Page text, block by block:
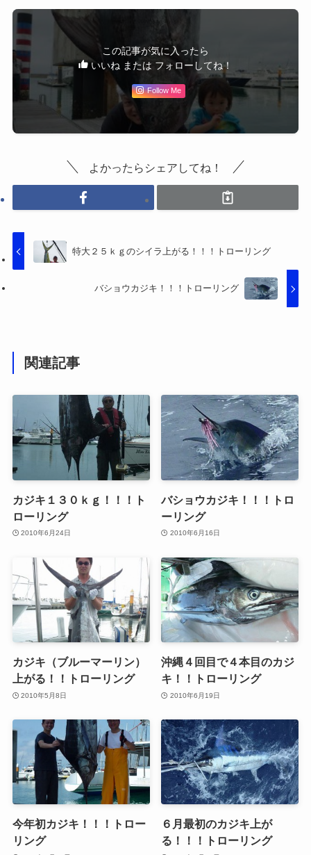
この記事が気に入ったら
いいね または フォローしてね！
Follow Me
よかったらシェアしてね！
特大２５ｋｇのシイラ上がる！！！トローリング
バショウカジキ！！！トローリング
関連記事
カジキ１３０ｋｇ！！！ト
ローリング
2010年6月24日
バショウカジキ！！！トロ
ーリング
2010年6月16日
カジキ（ブルーマーリン）
上がる！！トローリング
2010年5月8日
沖縄４回目で４本目のカジ
キ！！トローリング
2010年6月19日
今年初カジキ！！！トロー
リング
６月最初のカジキ上が
る！！！トローリング